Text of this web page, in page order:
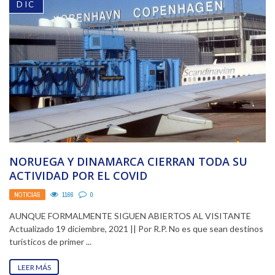
DIC
NORUEGA Y DINAMARCA CIERRAN TODA SU
ACTIVIDAD POR EL COVID
NOTICIAS 1166 0
AUNQUE FORMALMENTE SIGUEN ABIERTOS AL VISITANTE
Actualizado 19 diciembre, 2021 || Por R.P. No es que sean destinos
turísticos de primer ...
LEER MÁS